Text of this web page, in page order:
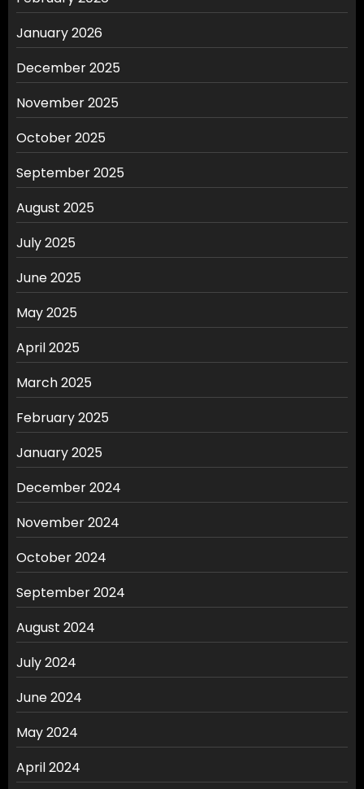
January 2026
December 2025
November 2025
October 2025
September 2025
August 2025
July 2025
June 2025
May 2025
April 2025
March 2025
February 2025
January 2025
December 2024
November 2024
October 2024
September 2024
August 2024
July 2024
June 2024
May 2024
April 2024